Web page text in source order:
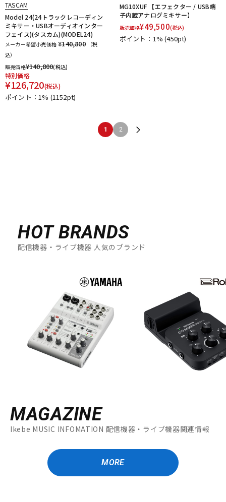
TASCAM
Model 24(24トラックレコ―ディン
ミキサー・USBオーディオインター
フェイス)(タスカム)(MODEL24)
メーカー希望小売価格 ¥140,800
（税
込）
販売価格¥140,800(税込)
特別価格
¥126,720(税込)
ポイント：1% (1152pt)
MG10XUF 【エフェクター / USB端
子内蔵アナログミキサー】
販売価格¥49,500(税込)
ポイント：1%(450pt)
1 2
HOT BRANDS
配信機器・ライブ機器 人気のブランド
MAGAZINE
Ikebe MUSIC INFOMATION 配信機器・ライブ機器関連情報
MORE